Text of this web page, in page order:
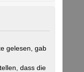
gelesen, gab
dass die